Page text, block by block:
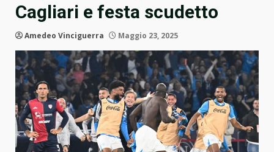
Cagliari e festa scudetto
Amedeo Vinciguerra Maggio 23, 2025